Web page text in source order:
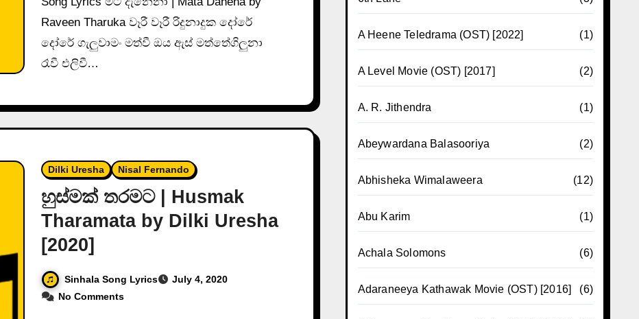
Raveen Tharuka වෑරී වෑරී රිදුනාදුක දෝරේ
දෝරේ ගැලුවාමං මත්වී ඔය ඇස් මත්තේගිලුනා
රෑවී එලිවී…
Dilki Uresha Nisal Fernando
හුස්මක් තරමට | Husmak
Tharamata by Dilki Uresha
[2020]
Sinhala Song Lyrics
July 4, 2020
No Comments
A Heene Teledrama (OST) [2022] (1)
A Level Movie (OST) [2017] (2)
A. R. Jithendra (1)
Abeywardana Balasooriya (2)
Abhisheka Wimalaweera (12)
Abu Karim (1)
Achala Solomons (6)
Adaraneeya Kathawak Movie (OST) [2016] (6)